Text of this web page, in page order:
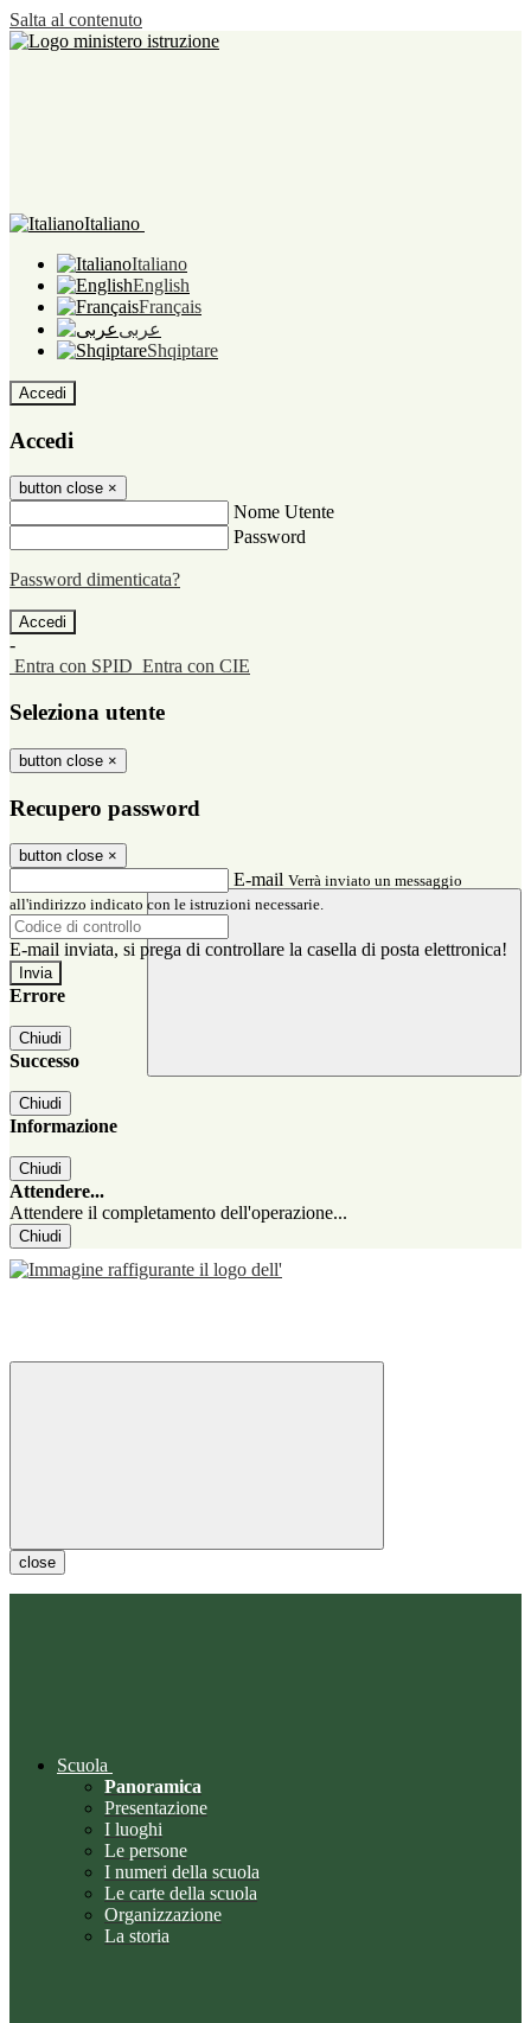
Salta al contenuto
Italiano
Italiano
English
Français
عربى
Shqiptare
Accedi
Accedi
button close ×
Nome Utente
Password
Password dimenticata?
-
Entra con SPID Entra con CIE
Seleziona utente
button close ×
Recupero password
button close ×
E-mail Verrà inviato un messaggio
all'indirizzo indicato con le istruzioni necessarie.
E-mail inviata, si prega di controllare la casella di posta elettronica!
Errore
Chiudi
Successo
Chiudi
Informazione
Chiudi
Attendere...
Attendere il completamento dell'operazione...
Chiudi
close
Scuola
Panoramica
Presentazione
I luoghi
Le persone
I numeri della scuola
Le carte della scuola
Organizzazione
La storia